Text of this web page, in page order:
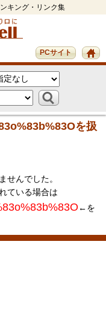
キング・リンク集
PCサイト
を扱
せんでした。
ている場合は
←を